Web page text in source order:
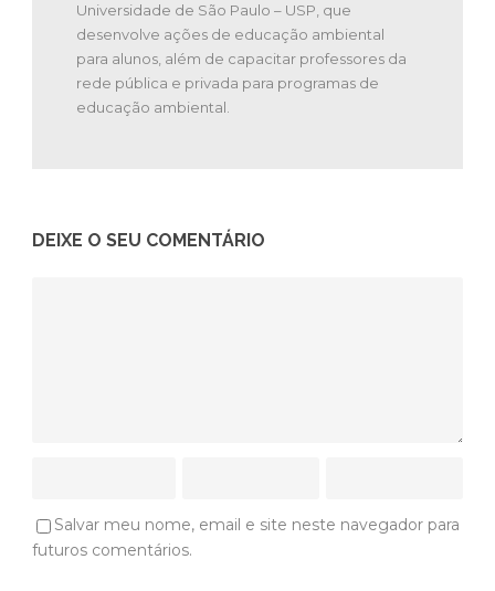
Universidade de São Paulo – USP, que
desenvolve ações de educação ambiental
para alunos, além de capacitar professores da
rede pública e privada para programas de
educação ambiental.
DEIXE O SEU COMENTÁRIO
Salvar meu nome, email e site neste navegador para
futuros comentários.